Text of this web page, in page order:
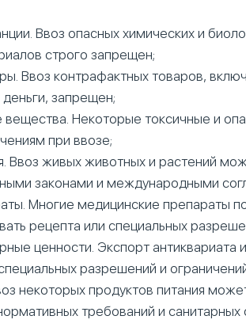
Ввоз опасных химических и
строго запрещен;
Ввоз контрафактных товаров,
запрещен;
вещества. Некоторые токсичные и
при ввозе;
Ввоз живых животных и растений
законами и международными
Многие медицинские препараты
рецепта или специальных
ценности. Экспорт антиквариата
разрешений и
некоторых продуктов питания
требований и санитарных